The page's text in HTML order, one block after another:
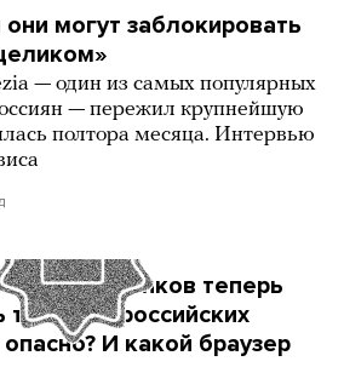
могут заблокировать
— один из самых популярных
— пережил крупнейшую
полтора месяца. Интервью
других банков теперь
в российских
И какой браузер